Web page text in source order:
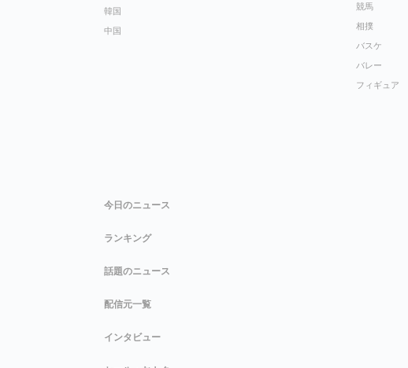
韓国
中国
競馬
相撲
バスケ
バレー
フィギュア
今日のニュース
ランキング
話題のニュース
配信元一覧
インタビュー